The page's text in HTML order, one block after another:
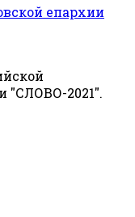
епархии
"СЛОВО-2021".